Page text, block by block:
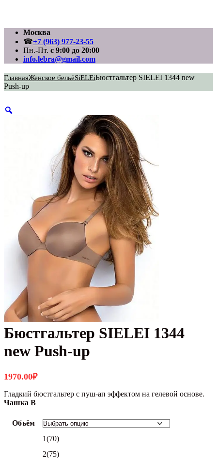
Перейти
содержимому
Москва
☎+7 (963) 977-23-55
Пн.-Пт. с 9:00 до 20:00
info.lebra@gmail.com
ГлавнаяЖенское бельёSiELEiБюстгальтер SIELEI 1344 new
Push-up
Бюстгальтер SIELEI 1344
new Push-up
1970.00₽
Гладкий бюстгальтер с пуш-ап эффектом на гелевой основе.
Чашка B
Объём
1(70)
2(75)